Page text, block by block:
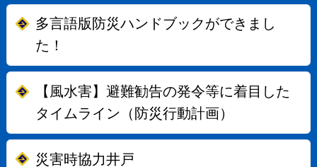
多言語版防災ハンドブックができまし
た！
【風水害】避難勧告の発令等に着目した
タイムライン（防災行動計画）
災害時協力井戸